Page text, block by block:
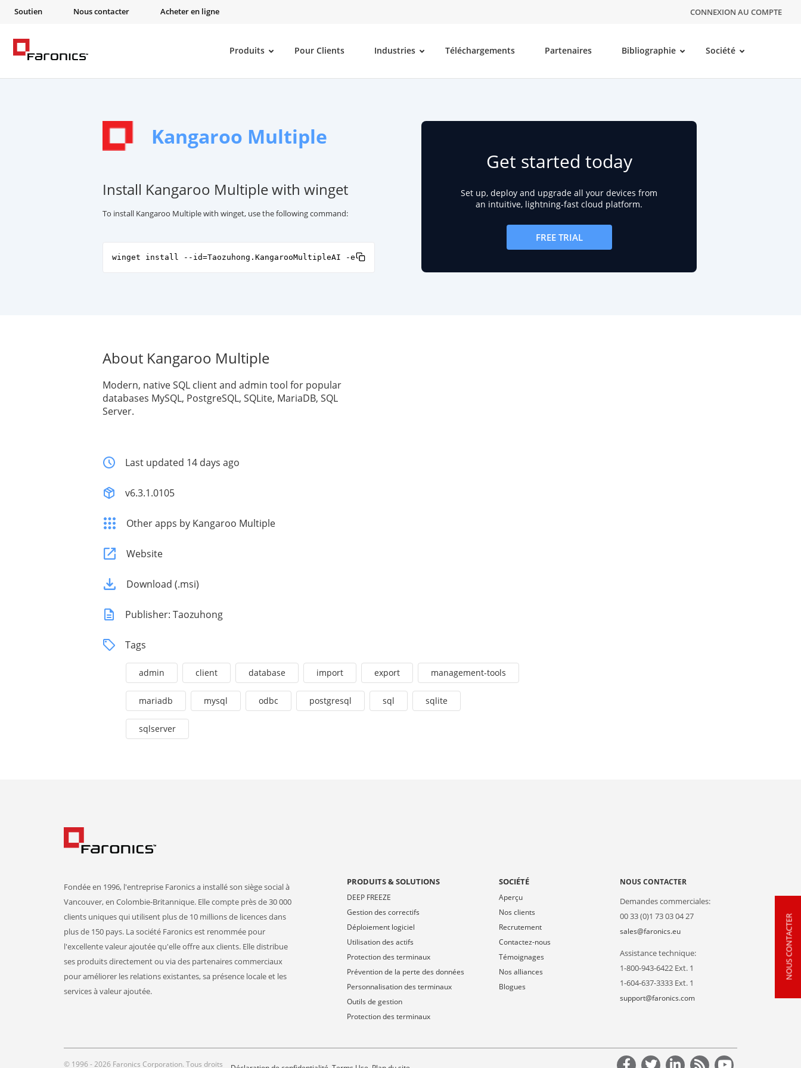
Soutien Nous contacter Acheter en ligne CONNEXION AU COMPTE
Produits Pour Clients Industries Téléchargements Partenaires Bibliographie Société
Kangaroo Multiple
Install Kangaroo Multiple with winget
To install Kangaroo Multiple with winget, use the following command:
winget install --id=Taozuhong.KangarooMultipleAI -e
Get started today
Set up, deploy and upgrade all your devices from
an intuitive, lightning-fast cloud platform.
FREE TRIAL
About Kangaroo Multiple
Modern, native SQL client and admin tool for popular
databases MySQL, PostgreSQL, SQLite, MariaDB, SQL
Server.
Last updated 14 days ago
v6.3.1.0105
Other apps by Kangaroo Multiple
Website
Download (.msi)
Publisher: Taozuhong
Tags
admin client database import export management-tools
mariadb mysql odbc postgresql sql sqlite
sqlserver
Fondée en 1996, l'entreprise Faronics a installé son siège social à
Vancouver, en Colombie-Britannique. Elle compte près de 30 000
clients uniques qui utilisent plus de 10 millions de licences dans
plus de 150 pays. La société Faronics est renommée pour
l'excellente valeur ajoutée qu'elle offre aux clients. Elle distribue
ses produits directement ou via des partenaires commerciaux
pour améliorer les relations existantes, sa présence locale et les
services à valeur ajoutée.
PRODUITS & SOLUTIONS
DEEP FREEZE
Gestion des correctifs
Déploiement logiciel
Utilisation des actifs
Protection des terminaux
Prévention de la perte des données
Personnalisation des terminaux
Outils de gestion
Protection des terminaux
SOCIÉTÉ
Aperçu
Nos clients
Recrutement
Contactez-nous
Témoignages
Nos alliances
Blogues
NOUS CONTACTER
Demandes commerciales:
00 33 (0)1 73 03 04 27
sales@faronics.eu
Assistance technique:
1-800-943-6422 Ext. 1
1-604-637-3333 Ext. 1
support@faronics.com
© 1996 - 2026 Faronics Corporation. Tous droits
NOUS CONTACTER